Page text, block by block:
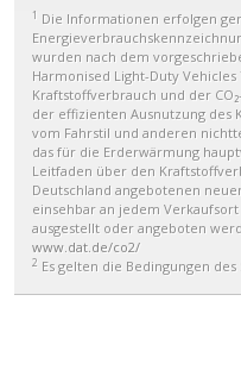
1 Die Informationen erfolgen
wurden nach dem
Harmonised Light-Duty
Kraftstoffverbrauch und der
der effizienten Ausnutzung des
vom Fahrstil und anderen
das für die Erderwärmung
Leitfaden über den
Deutschland angebotenen
einsehbar an jedem
ausgestellt oder angeboten
www.dat.de/co2/
2 Es gelten die Bedingungen